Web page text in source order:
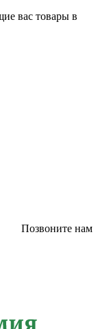
вас товары в
Позвоните нам